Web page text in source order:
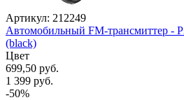
Артикул: 212249
Автомобильный FM-трансмиттер -
(black)
Цвет
699,50 руб.
1 399 руб.
-50%